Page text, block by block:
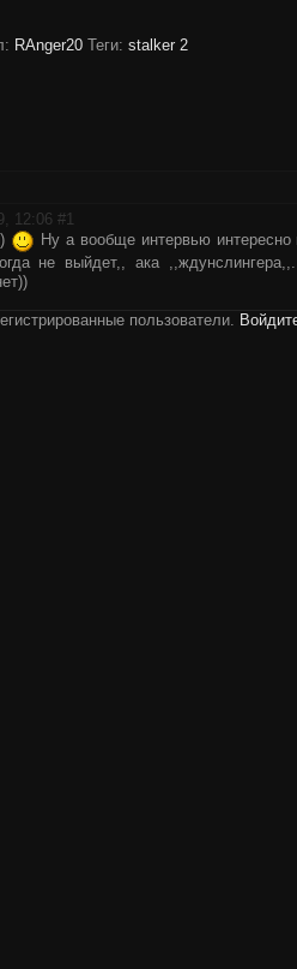
RAnger20 Теги: stalker 2
12:06 #1
Ну а вообще интервью интересно
не выйдет,, ака
пользователи.